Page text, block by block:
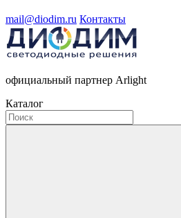
mail@diodim.ru Контакты
официальный партнер Arlight
Каталог